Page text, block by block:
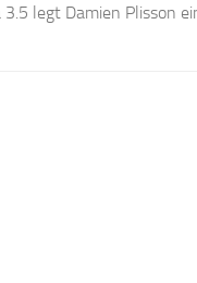
legt Damien Plisson